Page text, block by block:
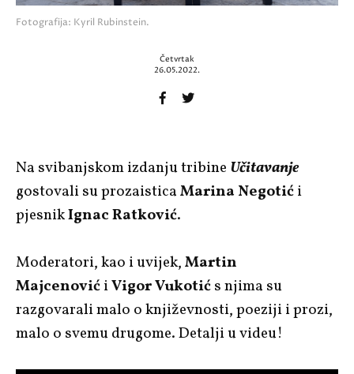
Fotografija: Kyril Rubinstein.
Četvrtak
26.05.2022.
Na svibanjskom izdanju tribine Učitavanje
gostovali su prozaisticaMarina Negotići
pjesnikIgnac Ratković.
Moderatori, kao i uvijek,Martin
MajcenovićiVigor Vukotićs njima su
razgovarali malo o književnosti, poeziji i prozi,
malo o svemu drugome. Detalji u videu!